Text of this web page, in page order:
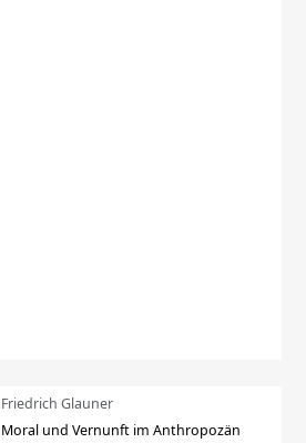
Friedrich Glauner
Moral und Vernunft im Anthropozän